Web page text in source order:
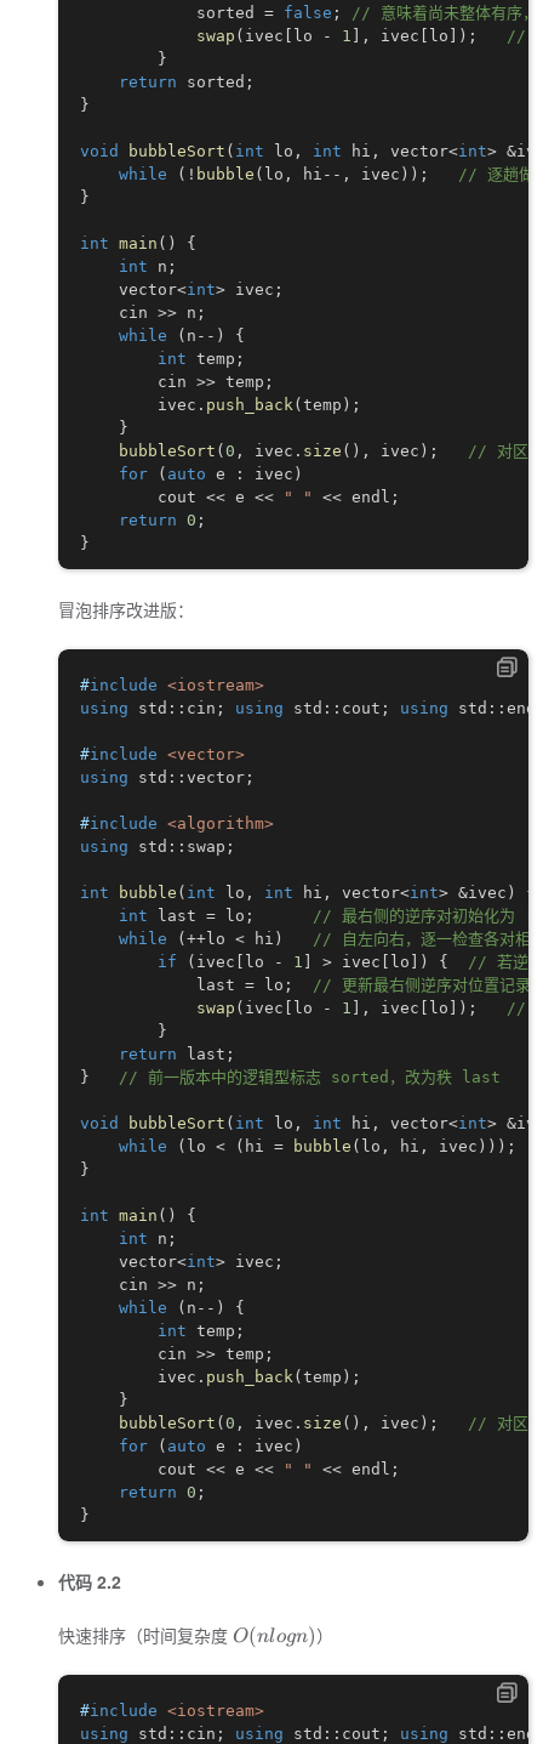
            sorted
= false ;
// 意味着尚未整体有序，
swap ( ivec [ lo - 1 ] , ivec [ lo ] ) ;
//
}
return sorted ;
}
void bubbleSort ( int lo , int hi , vector<int> &
while
( ! bubble ( lo , hi -- , ivec ) ) ;
// 逐趟做
}
int main ( )
{
int n ;
    vector
<int> ivec ;
    cin
>> n ;
while
( n -- )
{
int temp ;
        cin
>> temp ;
        ivec
. push_back (temp ) ;
}
bubbleSort (0 , ivec . size ( ) , ivec ) ;
// 对区
for
( auto e : ivec )
        cout
<< e << " " << endl ;
return 0 ;
}
冒泡排序改进版：
#include <iostream>
using std :: cin ; using std :: cout ; using std ::
#include <vector>
using std :: vector ;
#include <algorithm>
using std :: swap ;
int bubble ( int lo , int hi , vector<int> &ivec )
{
int last = lo ;
// 最右侧的逆序对初始化
while
(++lo < hi )
// 自左向右，逐一检查各对相
if
( ivec [ lo - 1 ] > ivec [ lo ] ) {
// 若逆序
            last
= lo ;
// 更新最右侧逆序对位置记录
swap ( ivec [ lo - 1 ] , ivec [ lo ] ) ;
//
}
return last ;
}
// 前一版本中的逻辑型标志 sorted，改为秩 last
void bubbleSort ( int lo , int hi , vector<int> &
while
( lo < ( hi = bubble ( lo , hi , ivec ) ) ) ;
}
int main ( )
{
int n ;
    vector
<int> ivec ;
    cin
>> n ;
while
( n -- )
{
int temp ;
        cin
>> temp ;
        ivec
. push_back (temp ) ;
}
bubbleSort (0 , ivec . size ( ) , ivec ) ;
// 对区
for
( auto e : ivec )
        cout
<< e << " " << endl ;
return 0 ;
}
代码 2.2
快速排序（时间复杂度 O
n
l
o
O(nlogn)）
#include <iostream>
using std :: cin ; using std :: cout ; using std ::